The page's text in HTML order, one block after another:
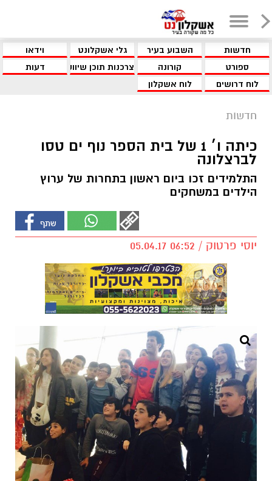
חדשות השבוע בעיר גלי אשקלונט
וידאו
ספורט
קורונה צרכנות תוכן שיווקי
דעות
לוח דרושים
לוח אשקלון
חדשות
כיתה ו׳ 1 של בית הספר נוף ים טסו
לברצלונה
התלמידים זכו ביום ראשון בתחרות של ערוץ
הילדים במשחקים
יוסי פרטוק / 06:52 05.04.17